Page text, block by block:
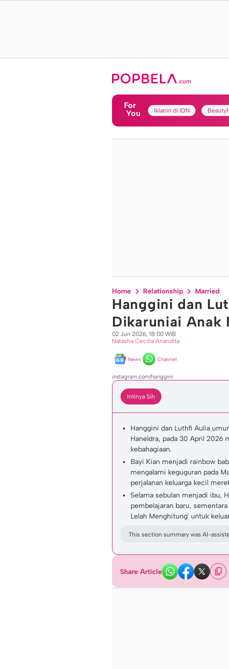
For
You
Iklanin di IDN
Home Relationship Married
Hanggini dan
Dikaruniai Anak
02 Jun 2026, 18:00 WIB
Natasha Cecilia Anandita
News Channel
instagram.com/hanggini
Intinya Sih
Hanggini dan Luthfi Aulia
Haneldra, pada 30 April 2026
kebahagiaan.
Bayi Kian menjadi rainbow
mengalami keguguran pada
perjalanan keluarga kecil
Selama sebulan menjadi ibu,
pembelajaran baru,
Lelah Menghitung' untuk
This section summary was AI-
Share Article